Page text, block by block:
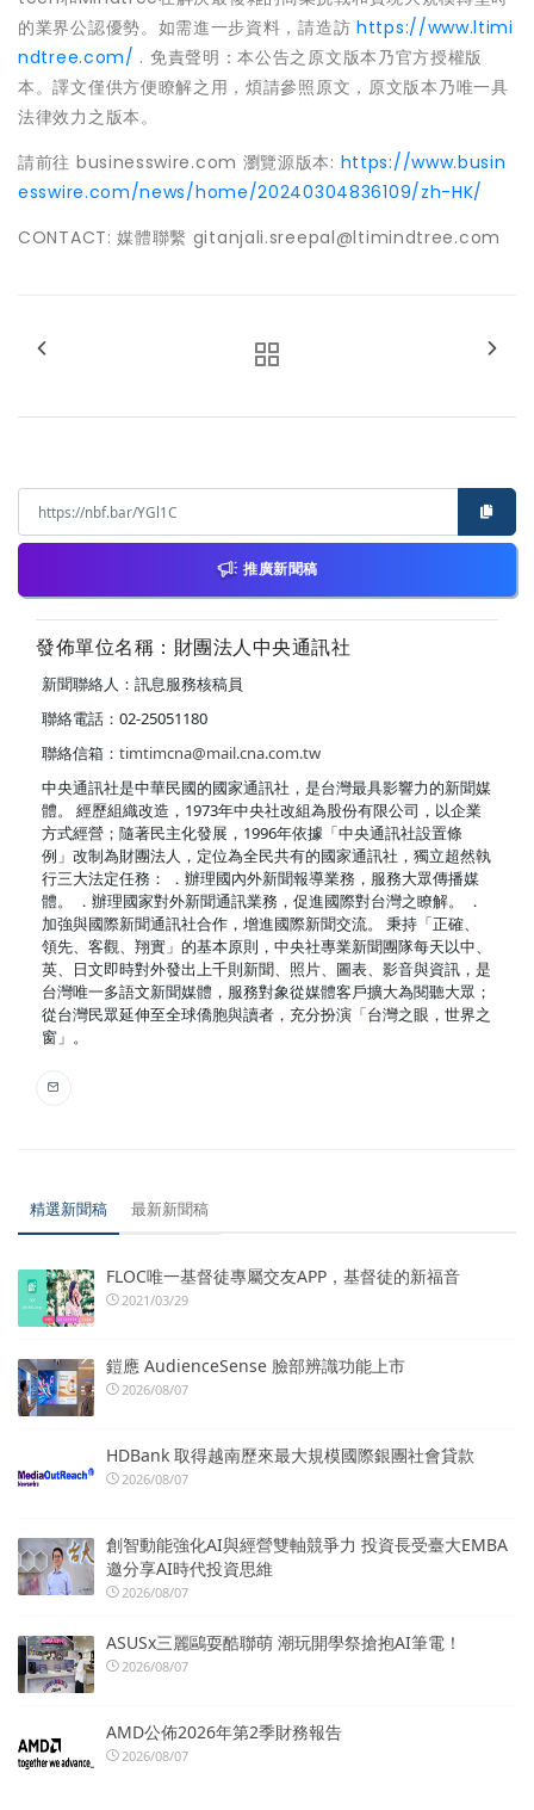
的業界公認優勢。如需進一步資料，請造訪 https://www.ltimi
ndtree.com/ . 免責聲明：本公告之原文版本乃官方授權版
本。譯文僅供方便瞭解之用，煩請參照原文，原文版本乃唯一具
法律效力之版本。
請前往 businesswire.com 瀏覽源版本: https://www.busin
esswire.com/news/home/20240304836109/zh-HK/
CONTACT: 媒體聯繫 gitanjali.sreepal@ltimindtree.com
推廣新聞稿
發佈單位名稱：財團法人中央通訊社
新聞聯絡人：訊息服務核稿員
聯絡電話：02-25051180
聯絡信箱： timtimcna@mail.cna.com.tw
中央通訊社是中華民國的國家通訊社，是台灣最具影響力的新聞媒
體。 經歷組織改造，1973年中央社改組為股份有限公司，以企業
方式經營；隨著民主化發展，1996年依據「中央通訊社設置條
例」改制為財團法人，定位為全民共有的國家通訊社，獨立超然執
行三大法定任務： ．辦理國內外新聞報導業務，服務大眾傳播媒
體。 ．辦理國家對外新聞通訊業務，促進國際對台灣之瞭解。 ．
加強與國際新聞通訊社合作，增進國際新聞交流。 秉持「正確、
領先、客觀、翔實」的基本原則，中央社專業新聞團隊每天以中、
英、日文即時對外發出上千則新聞、照片、圖表、影音與資訊，是
台灣唯一多語文新聞媒體，服務對象從媒體客戶擴大為閱聽大眾；
從台灣民眾延伸至全球僑胞與讀者，充分扮演「台灣之眼，世界之
窗」。
精選新聞稿 最新新聞稿
FLOC唯一基督徒專屬交友APP，基督徒的新福音
2021/03/29
鎧應 AudienceSense 臉部辨識功能上市
2026/08/07
HDBank 取得越南歷來最大規模國際銀團社會貸款
2026/08/07
創智動能強化AI與經營雙軸競爭力 投資長受臺大EMBA
邀分享AI時代投資思維
2026/08/07
ASUSx三麗鷗耍酷聯萌 潮玩開學祭搶抱AI筆電！
2026/08/07
AMD公佈2026年第2季財務報告
2026/08/07